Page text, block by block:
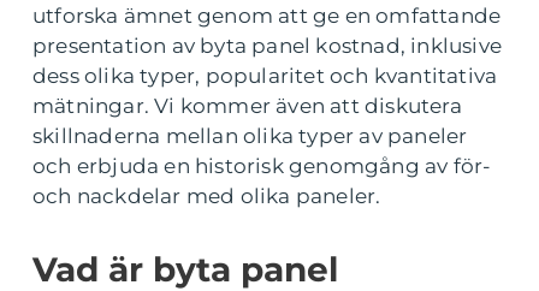
utforska ämnet genom att ge en omfattande
presentation av byta panel kostnad, inklusive
dess olika typer, popularitet och kvantitativa
mätningar. Vi kommer även att diskutera
skillnaderna mellan olika typer av paneler
och erbjuda en historisk genomgång av för-
och nackdelar med olika paneler.
Vad är byta panel